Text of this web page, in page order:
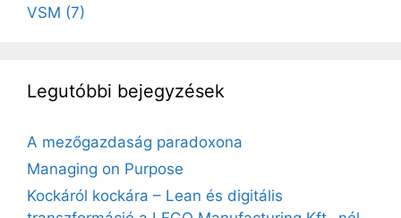
VSM (7)
Legutóbbi bejegyzések
A mezőgazdaság paradoxona
Managing on Purpose
Kockáról kockára – Lean és digitális